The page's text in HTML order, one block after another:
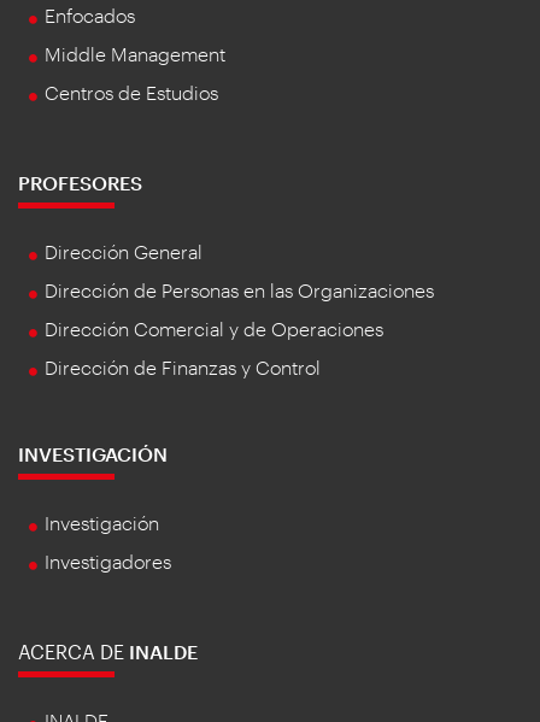
Enfocados
Middle Management
Centros de Estudios
PROFESORES
Dirección General
Dirección de Personas en las Organizaciones
Dirección Comercial y de Operaciones
Dirección de Finanzas y Control
INVESTIGACIÓN
Investigación
Investigadores
ACERCA DE INALDE